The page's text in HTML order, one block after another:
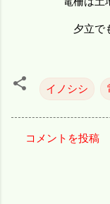
夕立で
イノシシ
コメントを投稿